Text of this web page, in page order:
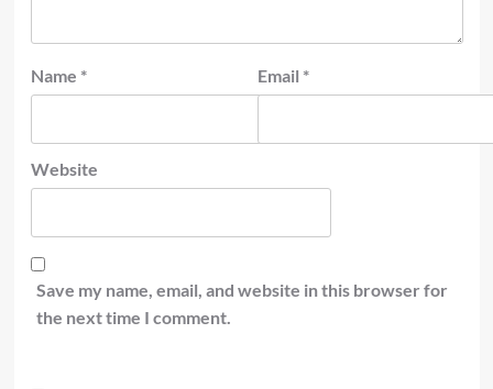
Name * Email *
Website
Save my name, email, and website in this browser for
the next time I comment.